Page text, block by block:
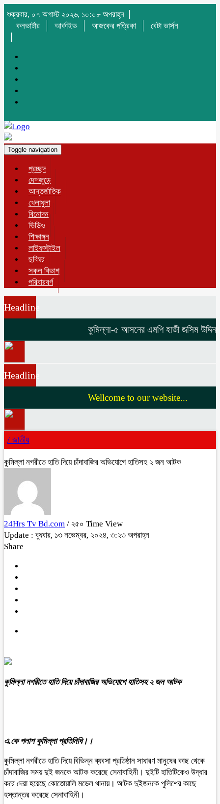
শুক্রবার, ০৭ অগাস্ট ২০২৬, ১০:০৮ অপরাহ্ন
কনভার্টার
আর্কাইভ আজকের পত্রিকা বেটা ভার্সন
Toggle navigation
প্রচ্ছদ
দেশজুড়ে
আন্তর্জাতিক
খেলাধুলা
বিনোদন
ভিডিও
শিক্ষাঙ্গন
লাইফস্টাইল
ছবিঘর
সকল বিভাগ
পরিবারবর্গ
Headline
কুমিল্লা-৫ আসনের এমপি হাজী জসিম
Headline
Wellcome to our website...
/ জাতীয়
কুমিল্লা নগরীতে হাতি দিয়ে চাঁদাবাজির অভিযোগে হাতিসহ ২ জন আটক
24Hrs Tv Bd.com / ২৫০ Time View
Update : বুধবার, ১৩ নভেম্বর, ২০২৪, ৩:২৩ অপরাহ্ন
Share
কুমিল্লা নগরীতে হাতি দিয়ে চাঁদাবাজির অভিযোগে হাতিসহ ২ জন আটক
এ.কে পলাশ কুমিল্লা প্রতিনিধি।।
কুমিল্লা নগরীতে হাতি দিয়ে বিভিন্ন ব্যবসা প্রতিষ্ঠান সাধারণ মানুষের কাছ থেকে
চাঁদাবাজির সময় দুই জনকে আটক করেছে সেনাবাহিনী। দুইটি হাতিটিকেও উদ্ধার
করে দেয়া হয়েছে কোতোয়ালি মডেল থানায়। আটক দুইজনকে পুলিশের কাছে
হস্তান্তর করেছে সেনাবাহিনী।